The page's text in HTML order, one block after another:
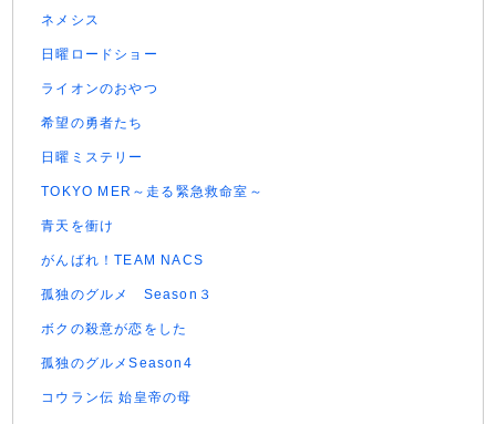
ネメシス
日曜ロードショー
ライオンのおやつ
希望の勇者たち
日曜ミステリー
TOKYO MER～走る緊急救命室～
青天を衝け
がんばれ！TEAM NACS
孤独のグルメ Season３
ボクの殺意が恋をした
孤独のグルメSeason4
コウラン伝 始皇帝の母